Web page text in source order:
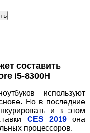
составить
i5-8300H
используют
Но в последние
и в этом
CES 2019она
процессоров.